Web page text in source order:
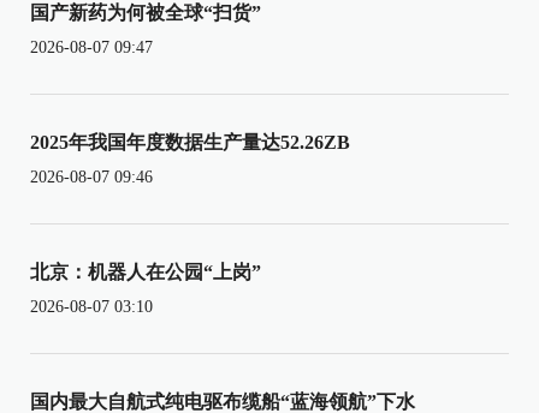
国产新药为何被全球“扫货”
2026-08-07 09:47
2025年我国年度数据生产量达52.26ZB
2026-08-07 09:46
北京：机器人在公园“上岗”
2026-08-07 03:10
国内最大自航式纯电驱布缆船“蓝海领航”下水